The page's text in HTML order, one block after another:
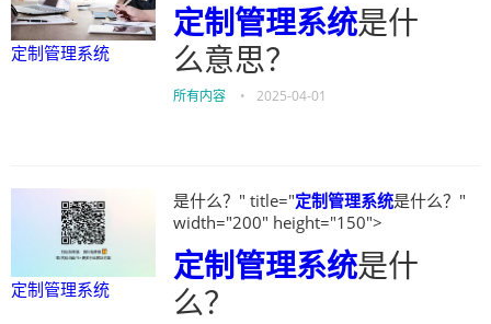
定制管理系统
定制管理系统是什
么意思？
所有内容 • 2025-04-01
定制管理系统
是什么？" title="定制管理系统是什么？"
width="200" height="150">
定制管理系统是什
么？